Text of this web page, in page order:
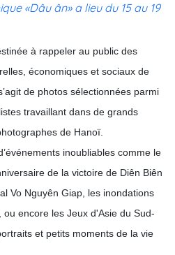
«Dâu ân» a lieu du 15 au 19
à rappeler au public des
économiques et sociaux de
de photos sélectionnées parmi
travaillant dans de grands
de Hanoï
inoubliables comme le
de la victoire de Diên Biên
Vo Nguyên Giap, les inondations
encore les Jeux d'Asie du Sud-
et petits moments de la vie